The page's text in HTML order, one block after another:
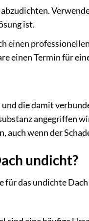
ist.
einen
einen Termin für
die damit
angegriffen
wenn der
undicht?
das undichte